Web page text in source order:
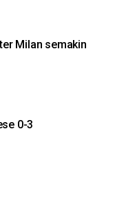
Milan semakin
0-3